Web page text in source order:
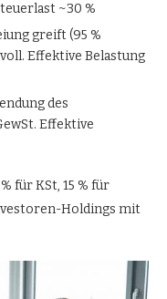
~30 %
greift (95 %
Effektive Belastung
des
Effektive
für KSt, 15 % für
Holdings mit